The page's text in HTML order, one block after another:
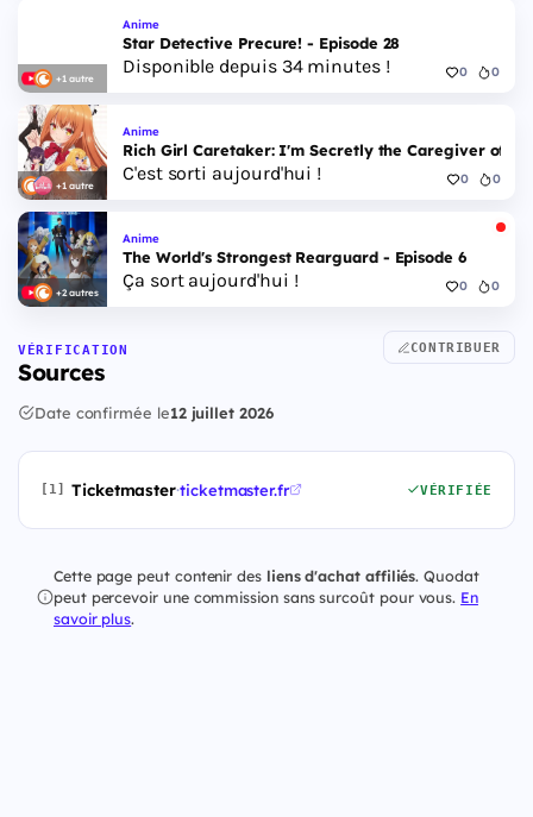
+1 autre
Anime
Star Detective Precure! - Episode 28
Disponible depuis 34 minutes ! 0 0
+1 autre
Anime
Rich Girl Caretaker: I'm Secretly the Caregiver of
C'est sorti aujourd'hui ! 0 0
+2 autres
Anime
The World's Strongest Rearguard - Episode 6
Ça sort aujourd'hui ! 0 0
VÉRIFICATION
Sources
CONTRIBUER
Date confirmée le12 juillet 2026
[1] Ticketmaster·ticketmaster.fr VÉRIFIÉE
Cette page peut contenir des liens d'achat affiliés. Quodat
peut percevoir une commission sans surcoût pour vous. En
savoir plus.